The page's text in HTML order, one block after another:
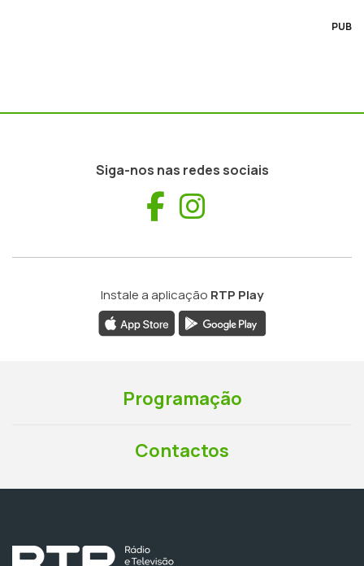
PUB
Siga-nos nas redes sociais
Facebook
Instale a aplicação RTP Play
Programação
Contactos